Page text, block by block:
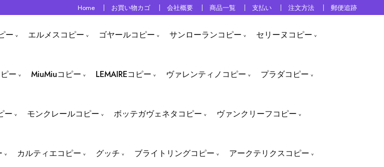
Home お買い物カゴ 会社概要 商品一覧 支払い 注文方法 郵便追跡
ー エルメスコピー ゴヤールコピー サンローランコピー セリーヌコピー
ー MiuMiuコピー LEMAIREコピー ヴァレンティノコピー プラダコピー
ー モンクレールコピー ボッテガヴェネタコピー ヴァンクリーフコピー
カルティエコピー グッチ ブライトリングコピー アークテリクスコピー